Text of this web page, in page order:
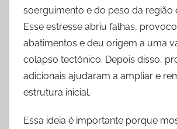
soerguimento e do peso da região
Esse estresse abriu falhas,
abatimentos e deu origem a uma
colapso tectônico. Depois disso,
adicionais ajudaram a ampliar e
estrutura inicial.
Essa ideia é importante porque